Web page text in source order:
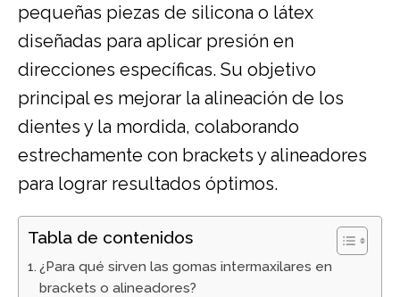
pequeñas piezas de silicona o látex
diseñadas para aplicar presión en
direcciones específicas. Su objetivo
principal es mejorar la alineación de los
dientes y la mordida, colaborando
estrechamente con brackets y alineadores
para lograr resultados óptimos.
Tabla de contenidos
¿Para qué sirven las gomas intermaxilares en
brackets o alineadores?